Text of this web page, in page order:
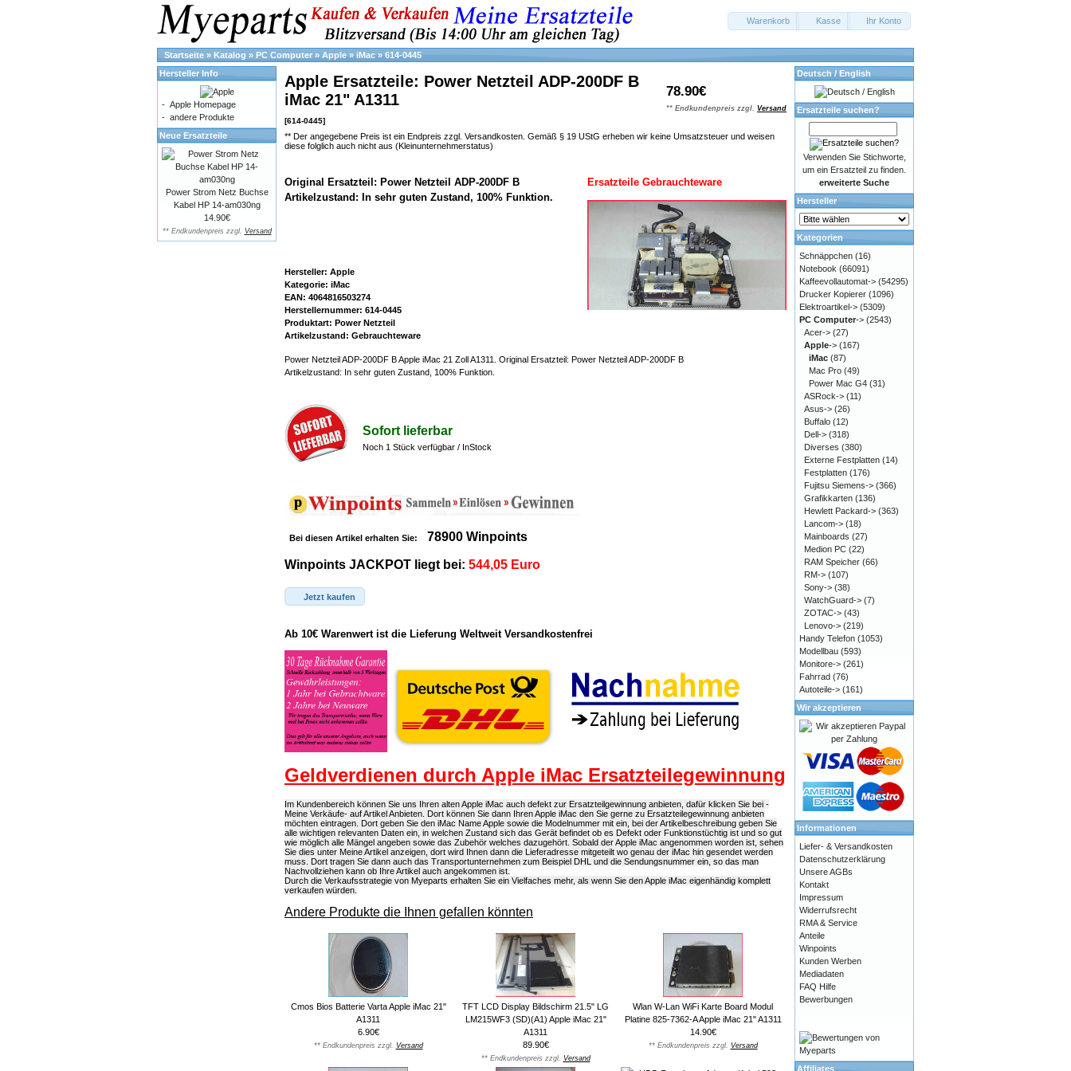
Warenkorb Kasse Ihr Konto
Startseite » Katalog » PC Computer » Apple » iMac » 614-0445
78.90€
** Endkundenpreis zzgl. Versand
Apple Ersatzteile: Power Netzteil ADP-200DF B
iMac 21" A1311
[614-0445]
** Der angegebene Preis ist ein Endpreis zzgl. Versandkosten. Gemäß § 19 UStG erheben wir keine Umsatzsteuer und weisen
diese folglich auch nicht aus (Kleinunternehmerstatus)
Ersatzteile Gebrauchteware
Original Ersatzteil: Power Netzteil ADP-200DF B
Artikelzustand: In sehr guten Zustand, 100% Funktion.
Hersteller: Apple
Kategorie: iMac
EAN: 4064816503274
Herstellernummer: 614-0445
Produktart: Power Netzteil
Artikelzustand: Gebrauchteware
Power Netzteil ADP-200DF B Apple iMac 21 Zoll A1311. Original Ersatzteil: Power Netzteil ADP-200DF B
Artikelzustand: In sehr guten Zustand, 100% Funktion.
Sofort lieferbar
Noch 1 Stück verfügbar / InStock
Bei diesen Artikel erhalten Sie: 78900 Winpoints
Winpoints JACKPOT liegt bei: 544,05 Euro
Jetzt kaufen
Ab 10€ Warenwert ist die Lieferung Weltweit Versandkostenfrei
Geldverdienen durch Apple iMac Ersatzteilegewinnung
Im Kundenbereich können Sie uns Ihren alten Apple iMac auch defekt zur Ersatzteilgewinnung anbieten, dafür klicken Sie bei -
Meine Verkäufe- auf Artikel Anbieten. Dort können Sie dann Ihren Apple iMac den Sie gerne zu Ersatzteilegewinnung anbieten
möchten eintragen. Dort geben Sie den iMac Name Apple sowie die Modelnummer mit ein, bei der Artikelbeschreibung geben Sie
alle wichtigen relevanten Daten ein, in welchen Zustand sich das Gerät befindet ob es Defekt oder Funktionstüchtig ist und so gut
wie möglich alle Mängel angeben sowie das Zubehör welches dazugehört. Sobald der Apple iMac angenommen worden ist, sehen
Sie dies unter Meine Artikel anzeigen, dort wird Ihnen dann die Lieferadresse mitgeteilt wo genau der iMac hin gesendet werden
muss. Dort tragen Sie dann auch das Transportunternehmen zum Beispiel DHL und die Sendungsnummer ein, so das man
Nachvollziehen kann ob Ihre Artikel auch angekommen ist.
Durch die Verkaufsstrategie von Myeparts erhalten Sie ein Vielfaches mehr, als wenn Sie den Apple iMac eigenhändig komplett
verkaufen würden.
Andere Produkte die Ihnen gefallen könnten
Cmos Bios Batterie Varta Apple iMac 21"
A1311
6.90€
** Endkundenpreis zzgl. Versand
TFT LCD Display Bildschirm 21.5" LG
LM215WF3 (SD)(A1) Apple iMac 21"
A1311
89.90€
** Endkundenpreis zzgl. Versand
Wlan W-Lan WiFi Karte Board Modul
Platine 825-7362-A Apple iMac 21" A1311
14.90€
** Endkundenpreis zzgl. Versand
Hersteller Info
- Apple Homepage
- andere Produkte
Neue Ersatzteile
Power Strom Netz Buchse
Kabel HP 14-am030ng
14.90€
** Endkundenpreis zzgl. Versand
Deutsch / English
Ersatzteile suchen?
Verwenden Sie Stichworte,
um ein Ersatzteil zu finden.
erweiterte Suche
Hersteller
Kategorien
Schnäppchen (16)
Notebook (66091)
Kaffeevollautomat-> (54295)
Drucker Kopierer (1096)
Elektroartikel-> (5309)
PC Computer-> (2543)
Acer-> (27)
Apple-> (167)
iMac (87)
Mac Pro (49)
Power Mac G4 (31)
ASRock-> (11)
Asus-> (26)
Buffalo (12)
Dell-> (318)
Diverses (380)
Externe Festplatten (14)
Festplatten (176)
Fujitsu Siemens-> (366)
Grafikkarten (136)
Hewlett Packard-> (363)
Lancom-> (18)
Mainboards (27)
Medion PC (22)
RAM Speicher (66)
RM-> (107)
Sony-> (38)
WatchGuard-> (7)
ZOTAC-> (43)
Lenovo-> (219)
Handy Telefon (1053)
Modellbau (593)
Monitore-> (261)
Fahrrad (76)
Autoteile-> (161)
Wir akzeptieren
Informationen
Liefer- & Versandkosten
Datenschutzerklärung
Unsere AGBs
Kontakt
Impressum
Widerrufsrecht
RMA & Service
Anteile
Winpoints
Kunden Werben
Mediadaten
FAQ Hilfe
Bewerbungen
Affiliates